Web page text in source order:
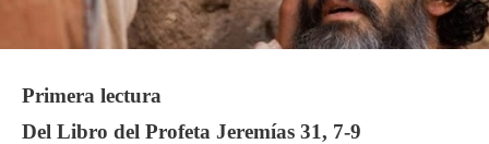
Primera lectura
Del Libro del Profeta Jeremías 31, 7-9